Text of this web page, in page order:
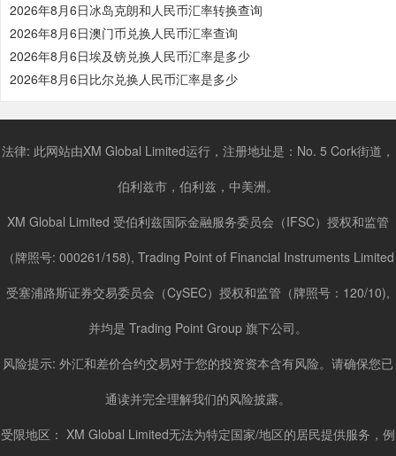
2026年8月6日冰岛克朗和人民币汇率转换查询
2026年8月6日澳门币兑换人民币汇率查询
2026年8月6日埃及镑兑换人民币汇率是多少
2026年8月6日比尔兑换人民币汇率是多少
法律: 此网站由XM Global Limited运行，注册地址是：No. 5 Cork街道，
伯利兹市，伯利兹，中美洲。
XM Global Limited 受伯利兹国际金融服务委员会（IFSC）授权和监管
（牌照号: 000261/158), Trading Point of Financial Instruments Limited
受塞浦路斯证券交易委员会（CySEC）授权和监管（牌照号：120/10),
并均是 Trading Point Group 旗下公司。
风险提示: 外汇和差价合约交易对于您的投资资本含有风险。请确保您已
通读并完全理解我们的风险披露。
受限地区： XM Global Limited无法为特定国家/地区的居民提供服务，例